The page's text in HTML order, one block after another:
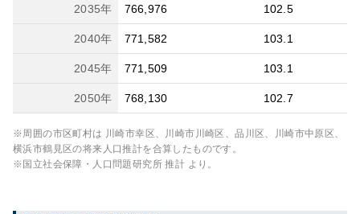
2035年 766,976 102.5
2040年 771,582 103.1
2045年 771,509 103.1
2050年 768,130 102.7
※周囲の市区町村は 川崎市幸区、川崎市川崎区、品川区、川崎市中原区、
横浜市鶴見区の将来人口推計を合算したものです。
※国立社会保障・人口問題研究所 推計 より。